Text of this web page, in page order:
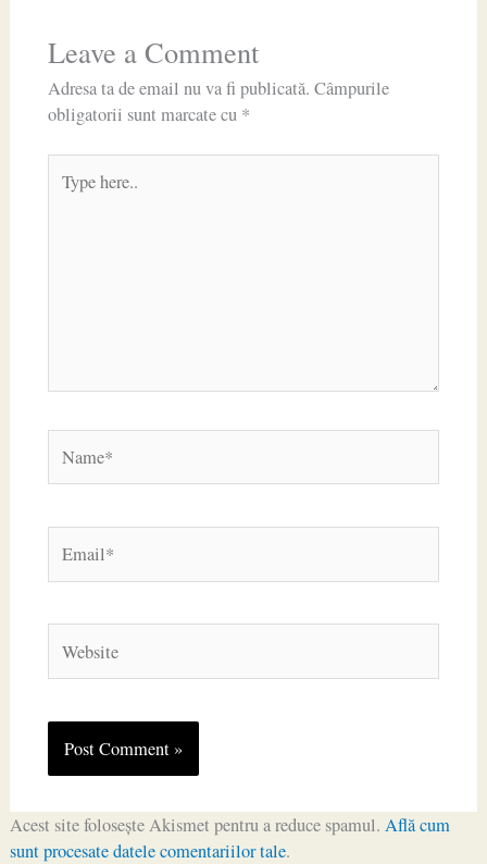
Leave a Comment
Adresa ta de email nu va fi publicată. Câmpurile
obligatorii sunt marcate cu *
here..
Acest site folosește Akismet pentru a reduce spamul. Află cum
sunt procesate datele comentariilor tale.